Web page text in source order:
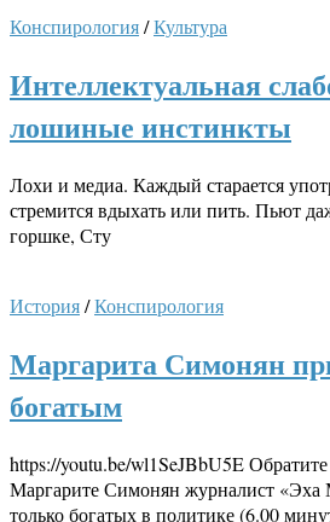
Конспирология/Культура
Интеллектуальная
лошиные инстинкты
Лохи и медиа. Каждый старается
стремится вдыхать или пить. Пьют
горшке, Сту
История/Конспирология
Маргарита Симонян
богатым
https://youtu.be/wl1SeJBbU5E
Маргарите Симонян журналист «Эха
только богатых в политике (6.00